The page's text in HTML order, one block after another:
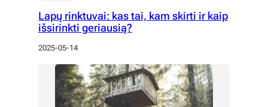
Lapų rinktuvai: kas tai, kam skirti ir kaip
išsirinkti geriausią?
2025-05-14